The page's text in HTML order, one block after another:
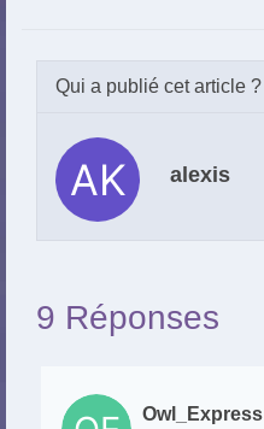
alexis
9 Réponses
Owl_Express